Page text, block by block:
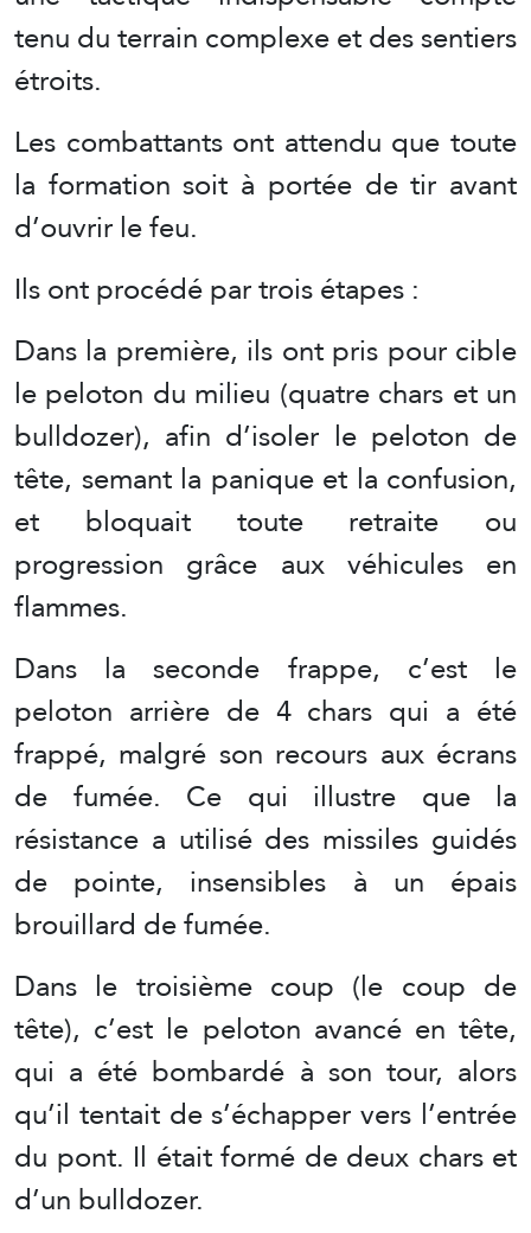
tenu du terrain complexe et des sentiers
étroits.
Les combattants ont attendu que toute
la formation soit à portée de tir avant
d’ouvrir le feu.
Ils ont procédé par trois étapes :
Dans la première, ils ont pris pour cible
le peloton du milieu (quatre chars et un
bulldozer), afin d’isoler le peloton de
tête, semant la panique et la confusion,
et bloquait toute retraite ou
progression grâce aux véhicules en
flammes.
Dans la seconde frappe, c’est le
peloton arrière de 4 chars qui a été
frappé, malgré son recours aux écrans
de fumée. Ce qui illustre que la
résistance a utilisé des missiles guidés
de pointe, insensibles à un épais
brouillard de fumée.
Dans le troisième coup (le coup de
tête), c’est le peloton avancé en tête,
qui a été bombardé à son tour, alors
qu’il tentait de s’échapper vers l’entrée
du pont. Il était formé de deux chars et
d’un bulldozer.